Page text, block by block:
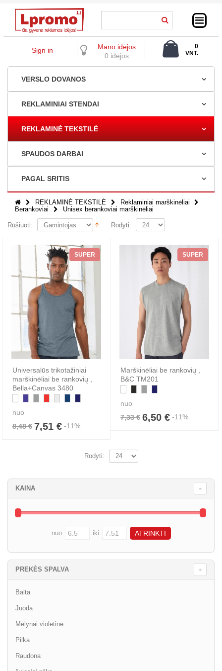
Sign in
Mano idėjos
0 idėjos
0
VNT.
VERSLO DOVANOS
REKLAMINIAI STENDAI
REKLAMINĖ TEKSTILĖ
SPAUDOS DARBAI
PAGAL SRITIS
REKLAMINĖ TEKSTILĖ
Reklaminiai marškinėliai
Berankoviai
Unisex berankoviai marškinėliai
Rūšiuoti: Rodyti:
SUPER
Universalūs trikotažiniai
marškinėliai be rankovių ,
Bella+Canvas 3480
nuo
8,48 € 7,51 € -11%
SUPER
Marškinėliai be rankovių ,
B&C TM201
nuo
7,33 € 6,50 € -11%
Rodyti:
KAINA
nuo iki
PREKĖS SPALVA
Balta
Juoda
Mėlynai violetinė
Pilka
Raudona